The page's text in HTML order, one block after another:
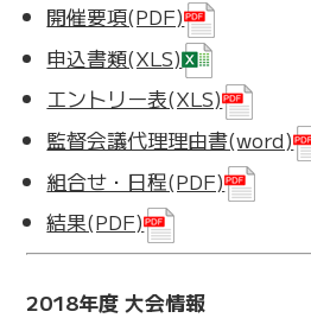
開催要項(PDF)
申込書類(XLS)
エントリー表(XLS)
監督会議代理理由書(word)
組合せ・日程(PDF)
結果(PDF)
2018年度 大会情報